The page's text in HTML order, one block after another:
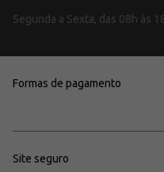
Segunda a Sexta, das 08h às
Formas de pagamento
Site seguro